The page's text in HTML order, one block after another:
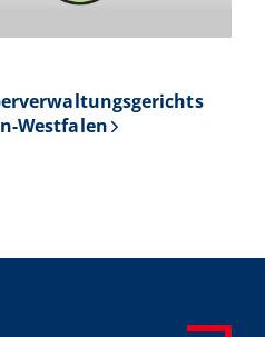
Westfalen